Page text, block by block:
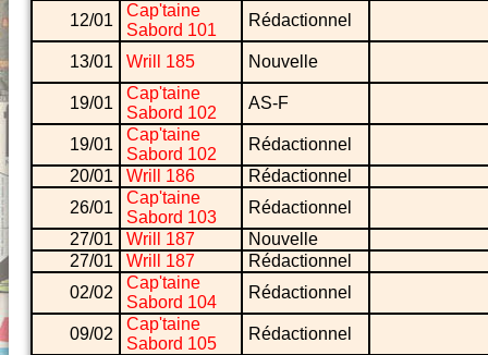
12/01
Cap'taine
Sabord 101
Rédactionnel
13/01 Wrill 185 Nouvelle
19/01
Cap'taine
Sabord 102
AS-F
19/01
Cap'taine
Sabord 102
Rédactionnel
20/01
Wrill 186
Rédactionnel
26/01
Cap'taine
Sabord 103
Rédactionnel
27/01
Wrill 187
Nouvelle
27/01
Wrill 187
Rédactionnel
02/02
Cap'taine
Sabord 104
Rédactionnel
09/02
Cap'taine
Sabord 105
Rédactionnel